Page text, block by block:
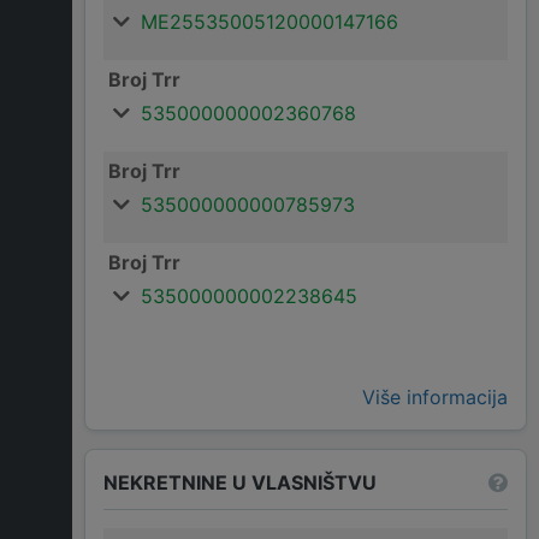
ME25535005120000147166
Broj Trr
535000000002360768
Broj Trr
535000000000785973
Broj Trr
535000000002238645
Više informacija
NEKRETNINE U VLASNIŠTVU